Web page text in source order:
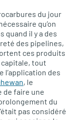
du jour
qu’on
quand il y a des
des pipelines,
ces produits
capitale, tout
l’application des
, le
de faire une
du
pas considéré